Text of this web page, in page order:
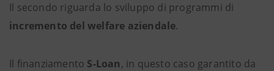
Il secondo riguarda lo sviluppo di programmi di
incremento del welfare aziendale.
Il finanziamento S-Loan, in questo caso garantito da